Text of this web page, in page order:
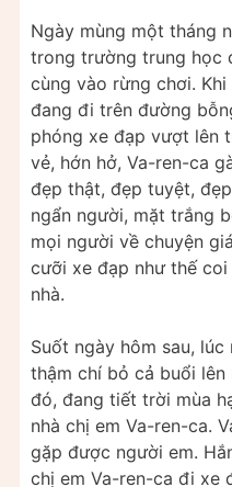
Ngày mùng một tháng
trong trường trung học
cùng vào rừng chơi.
đang đi trên đường
phóng xe đạp vượt lên
vẻ, hớn hở, Va-ren-ca
đẹp thật, đẹp tuyệt,
ngẩn người, mặt trắng
mọi người về chuyện
cưỡi xe đạp như thế
nhà.
Suốt ngày hôm sau,
thậm chí bỏ cả buổi
đó, đang tiết trời mùa
nhà chị em Va-ren-ca.
gặp được người em.
chị em Va-ren-ca đi xe